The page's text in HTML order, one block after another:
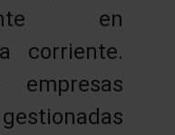
en
corriente.